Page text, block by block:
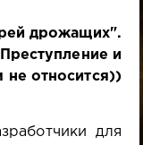
дрожащих".
и
не относится))
для